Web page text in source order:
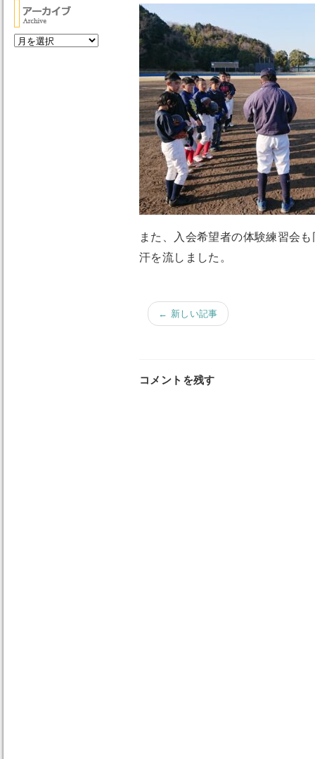
また、入会希望者の体験練習会
汗を流しました。
← 新しい記事
コメントを残す